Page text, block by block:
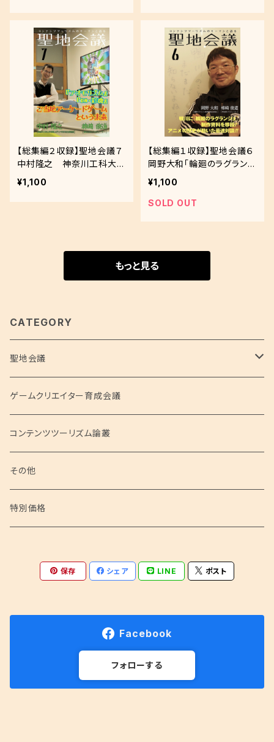
【総集編２収録】聖地会議７
中村隆之 神奈川工科大学
情報メディア学科特任准教
授「『アオモリズム』『ＤＡ・彩
魂』 ご当地アーケードゲー
¥1,100
【総集編１収録】聖地会議６
岡野大和「輪廻のラグランジ
ェ 鴨川推進委員会」委員
長（―鴨川に『輪廻のラグラ
ンジェ』制作資料を移設！
¥1,100
SOLD OUT
もっと見る
CATEGORY
聖地会議
聖地会議シリーズ
聖地会議 総集編
聖地会議 映像
ゲームクリエイター育成会議
コンテンツツーリズム論叢
その他
特別価格
保存 シェア LINE ポスト
Facebook
フォローする